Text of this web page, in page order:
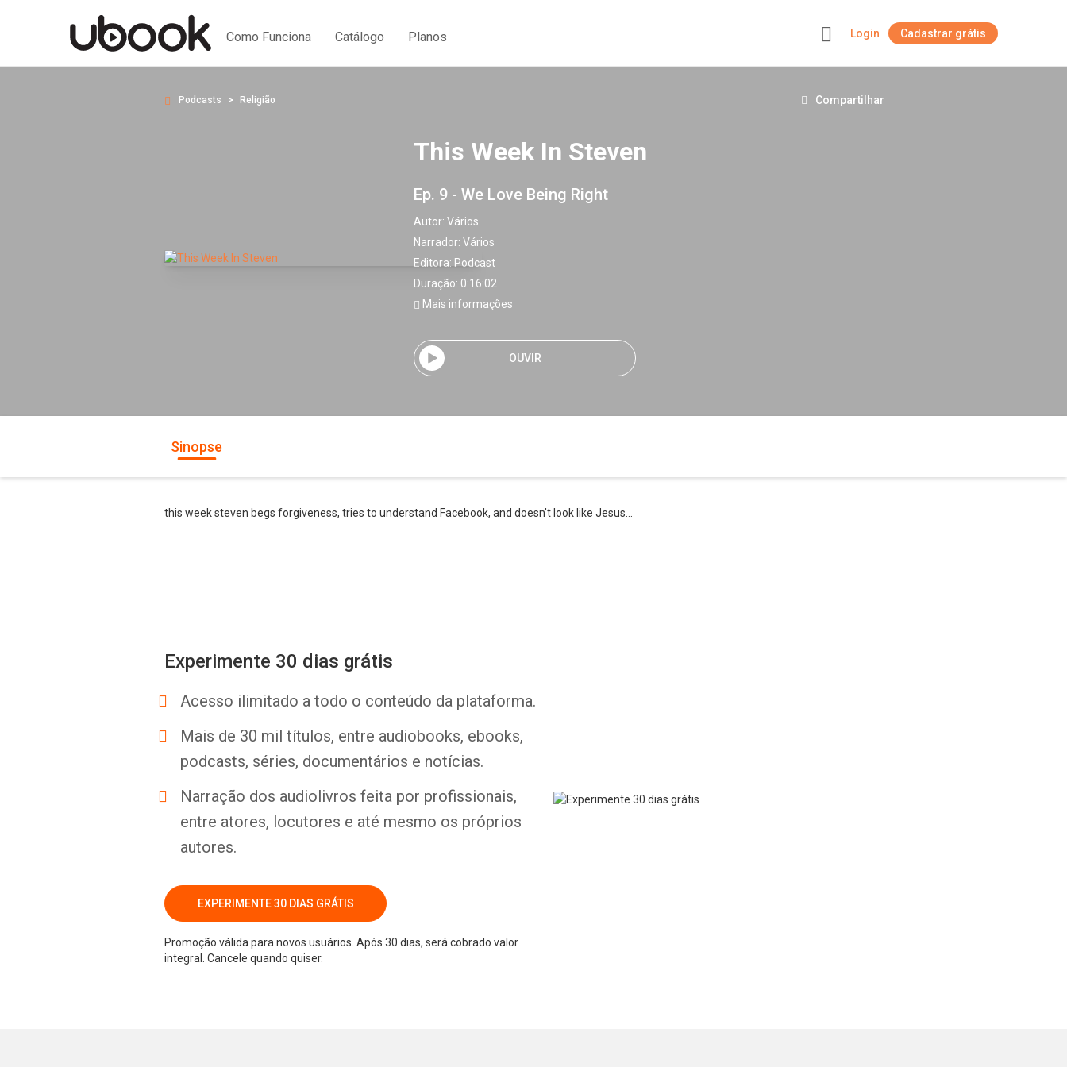
Como Funciona Catálogo Planos Login Cadastrar grátis
Podcasts Religião Compartilhar
This Week In Steven
Ep. 9 - We Love Being Right
Autor: Vários
Narrador: Vários
Editora: Podcast
Duração: 0:16:02
Mais informações
OUVIR
Sinopse
this week steven begs forgiveness, tries to understand Facebook, and doesn't look like Jesus...
Experimente 30 dias grátis
Acesso ilimitado a todo o conteúdo da plataforma.
Mais de 30 mil títulos, entre audiobooks, ebooks,
podcasts, séries, documentários e notícias.
Narração dos audiolivros feita por profissionais,
entre atores, locutores e até mesmo os próprios
autores.
EXPERIMENTE 30 DIAS GRÁTIS
Promoção válida para novos usuários. Após 30 dias, será cobrado valor
integral. Cancele quando quiser.